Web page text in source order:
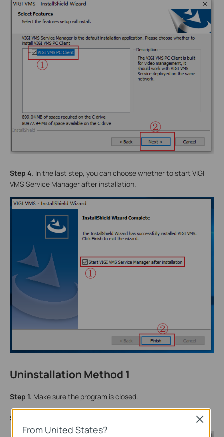
Step 4. In the last step, you can choose whether to start VIGI
VMS Service Manager after installation.
Uninstallation Method 1
Step 1. Make sure the program is closed.
Step 2. Remove.
From United States?
Close